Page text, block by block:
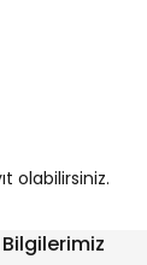
olabilirsiniz.